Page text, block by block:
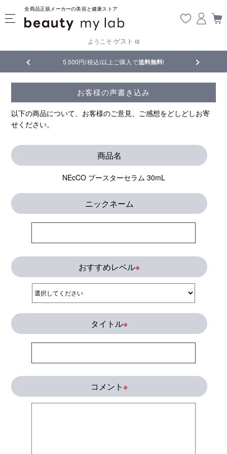
全商品正規メーカーの美容と健康ストア
ようこそ ゲスト 様
5,500円(税込)以上ご購入で送料無料! 【重要】熊本地
お客様の声書き込み
以下の商品について、お客様のご意見、ご感想をどしどしお寄
せください。
商品名
NEcCO ブースターセラム 30mL
ニックネーム
おすすめレベル※
タイトル※
コメント※